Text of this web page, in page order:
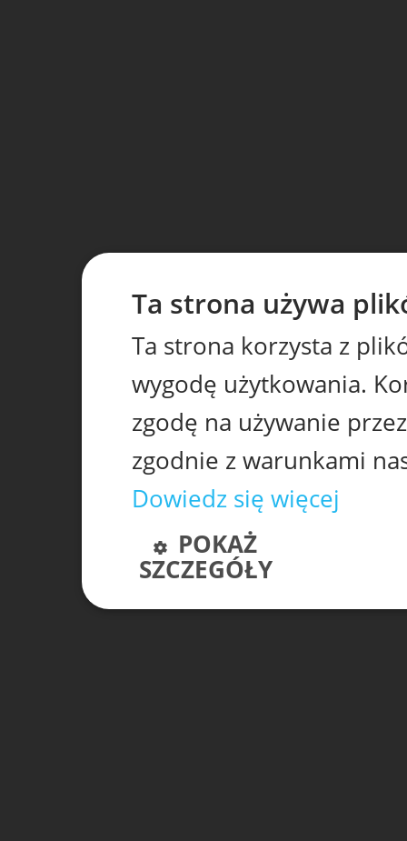
Ta strona używa
Ta strona korzysta z
wygodę użytkowania.
zgodę na używanie
zgodnie z warunkami
Dowiedz się więcej
POKAŻ
SZCZEGÓŁY